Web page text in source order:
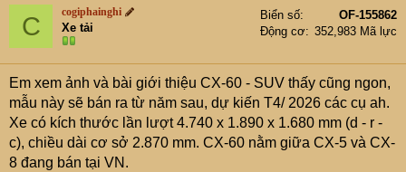
d
s
r
t
e
r
ử
C cogiphainghi
Xe tải
Biển số
OF-155862
Động cơ
352,983 Mã lực
Em xem ảnh và bài giới thiệu CX-60 - SUV thấy cũng ngon,
mẫu này sẽ bán ra từ năm sau, dự kiến T4/ 2026 các cụ ah.
Xe có kích thước lần lượt 4.740 x 1.890 x 1.680 mm (d - r -
c), chiều dài cơ sở 2.870 mm. CX-60 nằm giữa CX-5 và CX-
8 đang bán tại VN.